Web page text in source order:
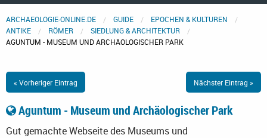
ARCHAEOLOGIE-ONLINE.DE GUIDE
EPOCHEN & KULTUREN
ANTIKE
RÖMER
SIEDLUNG & ARCHITEKTUR
AGUNTUM - MUSEUM UND ARCHÄOLOGISCHER PARK
« Vorheriger Eintrag Nächster Eintrag »
Aguntum - Museum und Archäologischer Park
Gut gemachte Webseite des Museums und